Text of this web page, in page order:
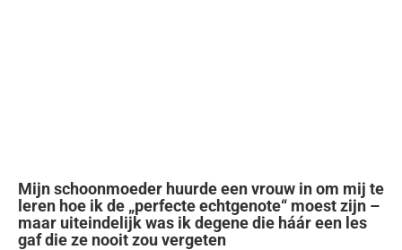
Mijn schoonmoeder huurde een vrouw in om mij te
leren hoe ik de „perfecte echtgenote“ moest zijn –
maar uiteindelijk was ik degene die háár een les
gaf die ze nooit zou vergeten